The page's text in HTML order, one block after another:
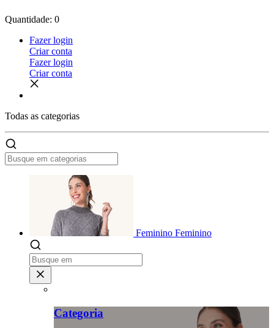
Quantidade: 0
Fazer login
Criar conta
Fazer login
Criar conta
Todas as categorias
Feminino Feminino
Categoria